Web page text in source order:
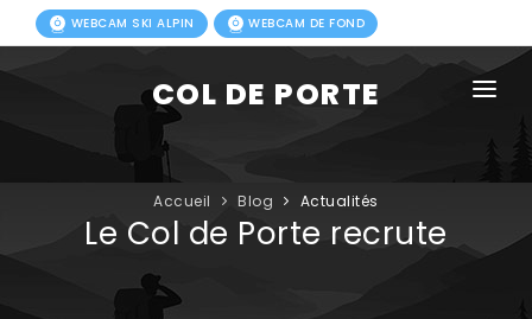
WEBCAM SKI ALPIN WEBCAM DE FOND
COL DE PORTE
FORFAITS
Accueil Blog Actualités
Le Col de Porte recrute